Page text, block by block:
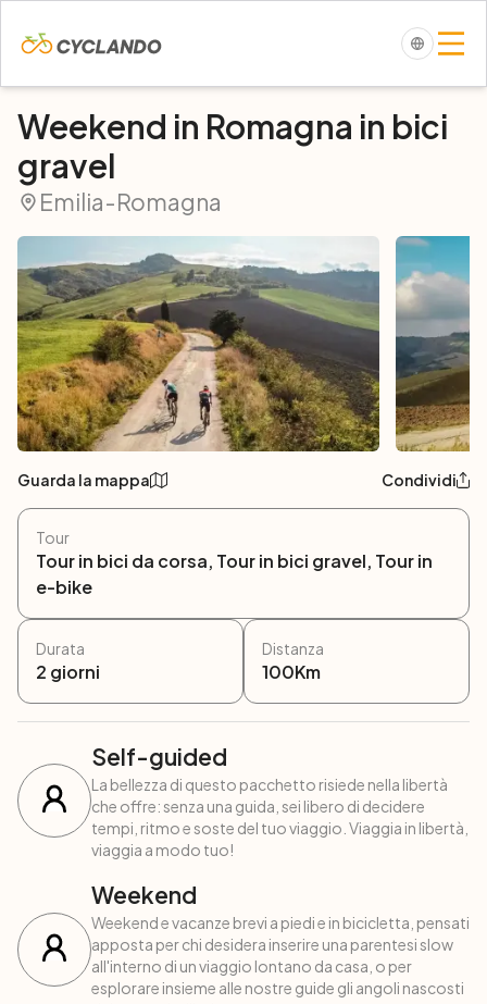
Weekend in Romagna in bici
gravel
Emilia-Romagna
Guarda la mappa Condividi
Tour
Tour in bici da corsa, Tour in bici gravel, Tour in
e-bike
Durata
2 giorni
Distanza
100Km
Self-guided
La bellezza di questo pacchetto risiede nella libertà
che offre: senza una guida, sei libero di decidere
tempi, ritmo e soste del tuo viaggio. Viaggia in libertà,
viaggia a modo tuo!
Weekend
Weekend e vacanze brevi a piedi e in bicicletta, pensati
apposta per chi desidera inserire una parentesi slow
all'interno di un viaggio lontano da casa, o per
esplorare insieme alle nostre guide gli angoli nascosti